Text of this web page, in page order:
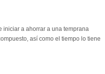
iniciar a ahorrar a una temprana
así como el tiempo lo tiene